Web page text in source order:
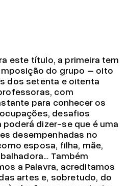
este título, a primeira tem
do grupo – oito
dos setenta e oitenta
com
para conhecer os
desafios
dizer-se que é uma
desempenhadas no
esposa, filha, mãe,
Também
a Palavra, acreditamos
artes e, sobretudo, do